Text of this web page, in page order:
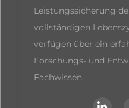
Leistungssicherung
vollständigen
verfügen über ein
Forschungs- und
Fachwissen